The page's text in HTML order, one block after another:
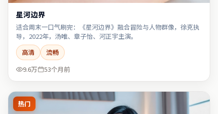
星河边界
适合周末一口气刷完：《星河边界》融合冒险与人物群像，徐克执
导，2022年，汤唯、章子怡、河正宇主演。
高清
流畅
9.6万
53个月前
热门